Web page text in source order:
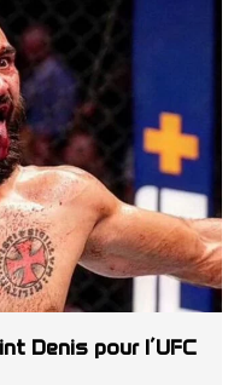
Denis pour l’UFC